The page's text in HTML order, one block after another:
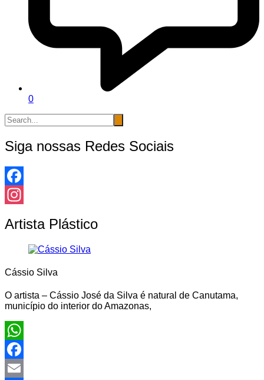
0
Siga nossas Redes Sociais
Facebook
Artista Plástico
Cássio Silva
O artista – Cássio José da Silva é natural de Canutama,
município do interior do Amazonas,
WhatsApp
Facebook